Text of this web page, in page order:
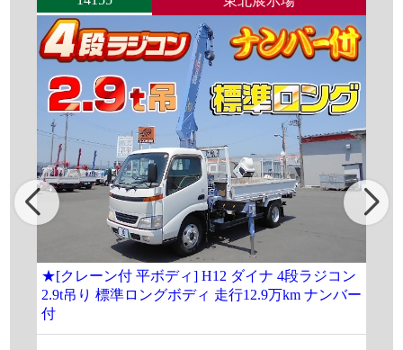
★[クレーン付 平ボディ] H12 ダイナ 4段ラジコン
2.9t吊り 標準ロングボディ 走行12.9万km ナンバー
付